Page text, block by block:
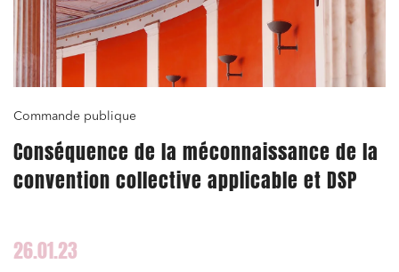
Commande publique
Conséquence de la méconnaissance de la
convention collective applicable et DSP
26.01.23